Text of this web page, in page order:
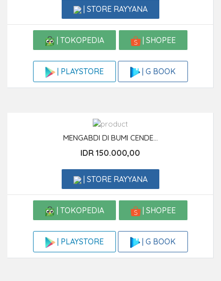
| STORE RAYYANA
| TOKOPEDIA | SHOPEE
| PLAYSTORE | G BOOK
MENGABDI DI BUMI CENDE...
IDR 150.000,00
| STORE RAYYANA
| TOKOPEDIA | SHOPEE
| PLAYSTORE | G BOOK